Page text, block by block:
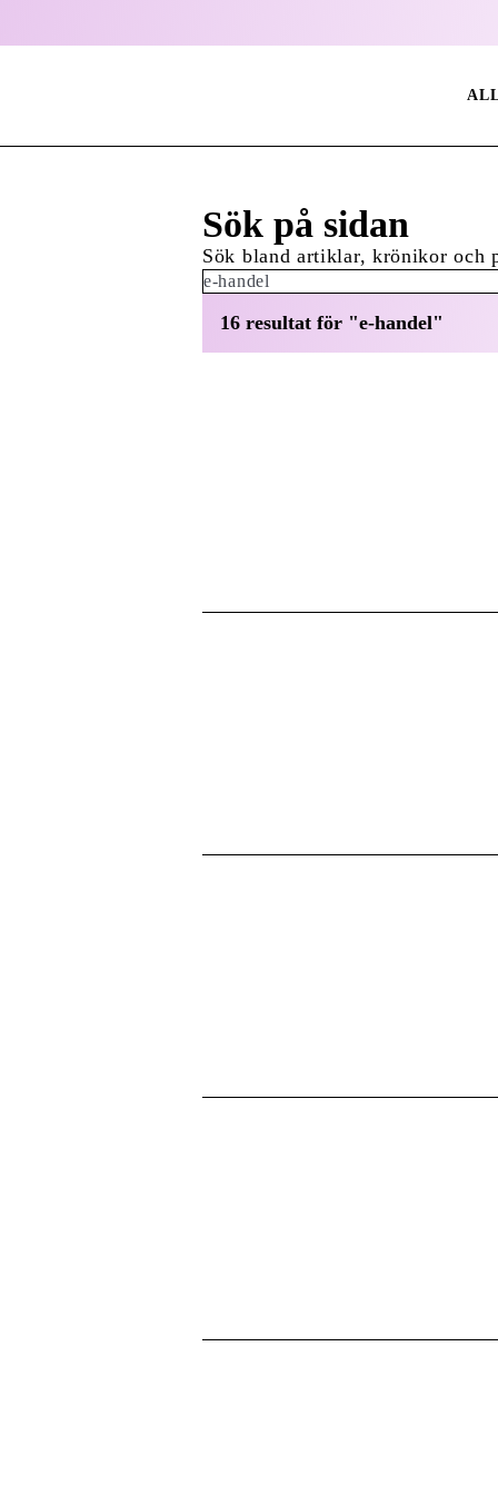
Sök på sidan
Sök bland artiklar, krönikor och
Sök:
16 resultat för "e-handel"